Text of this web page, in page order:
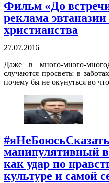
Фильм «До
реклама
христианства
27.07.2016
Даже в много-много-
случаются просветы в
почему бы не окунуться во
манипулятивный
как удар по
культуре и самой